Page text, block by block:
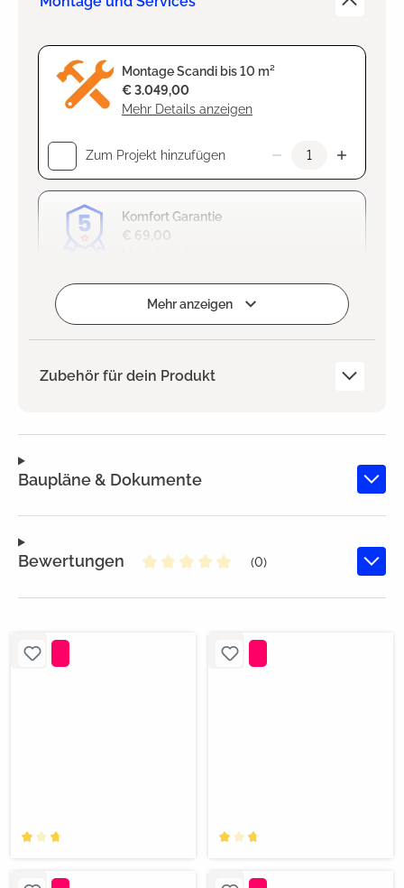
Montage Scandi bis 10 m²
Mehr Details anzeigen
€ 3.049,00
Zum Projekt hinzufügen
Komfort Garantie
€ 69,00
HinzugefügtMehr anzeigen
Zubehör für dein Produkt
Baupläne & Dokumente
Bewertungen
(0)